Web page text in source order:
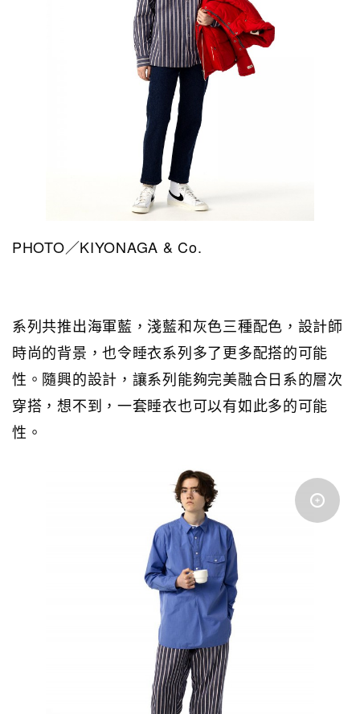
PHOTO／KIYONAGA & Co.
系列共推出海軍藍，淺藍和灰色三種配色，設計師
時尚的背景，也令睡衣系列多了更多配搭的可能
性。隨興的設計，讓系列能夠完美融合日系的層次
穿搭，想不到，一套睡衣也可以有如此多的可能
性。